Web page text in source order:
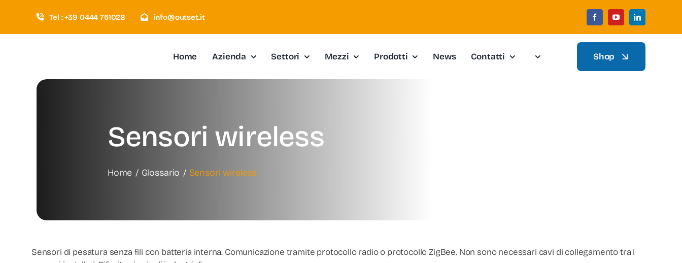
Tel : +39 0444 751028 info@outset.it
Home Azienda Settori Mezzi Prodotti News Contatti Shop
Sensori wireless
Home Glossario Sensori wireless
Sensori di pesatura senza fili con batteria interna. Comunicazione tramite protocollo radio o protocollo ZigBee. Non sono necessari cavi di collegamento tra i